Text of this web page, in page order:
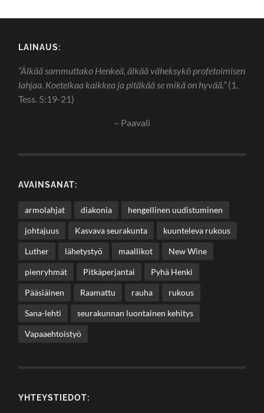
LAINAUS:
”Älkää sammuttako Henkeä, älkää väheksykö profetoimisen
lahjaa. Koetelkaa kaikkea ja pitäkää se mikä on hyvää.”(1.
Tess. 5:19-21)
– Paavali
AVAINSANAT:
armolahjat diakonia hengellinen uudistuminen
johtajuus Kasvava seurakunta kuunteleva rukous
Luther lähetystyö maallikot New Wine
pienryhmät Pitkäperjantai Pyhä Henki
Pääsiäinen Raamattu rauha rukous
Sana-lehti seurakunnan luontainen kehitys
Vapaaehtoistyö
YHTEYSTIEDOT: